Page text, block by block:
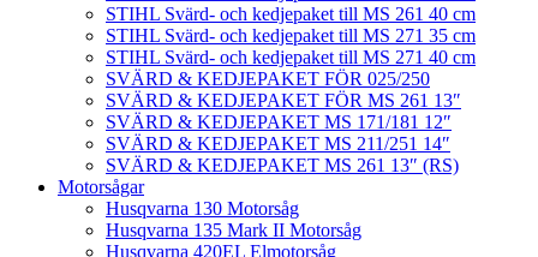
STIHL Svärd- och kedjepaket till MS 261 40 cm
STIHL Svärd- och kedjepaket till MS 271 35 cm
STIHL Svärd- och kedjepaket till MS 271 40 cm
SVÄRD & KEDJEPAKET FÖR 025/250
SVÄRD & KEDJEPAKET FÖR MS 261 13″
SVÄRD & KEDJEPAKET MS 171/181 12″
SVÄRD & KEDJEPAKET MS 211/251 14″
SVÄRD & KEDJEPAKET MS 261 13″ (RS)
Motorsågar
Husqvarna 130 Motorsåg
Husqvarna 135 Mark II Motorsåg
Husqvarna 420EL Elmotorsåg